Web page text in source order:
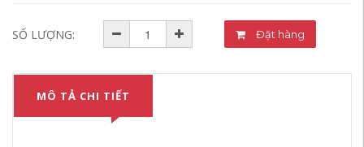
SỐ LƯỢNG: Đặt hàng
MÔ TẢ CHI TIẾT